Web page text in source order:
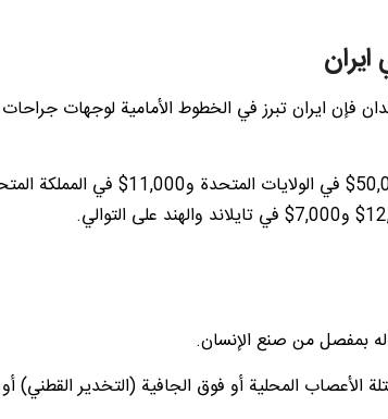
فإن ايران تبرز في الخطوط الأمامية لوجهات
ومع ذلك فإن تكلفة عملية استبدال
بمفصل من صنع الإنسان.
الأعصاب المحلية أو فوق الجافية (التخدير القطني)